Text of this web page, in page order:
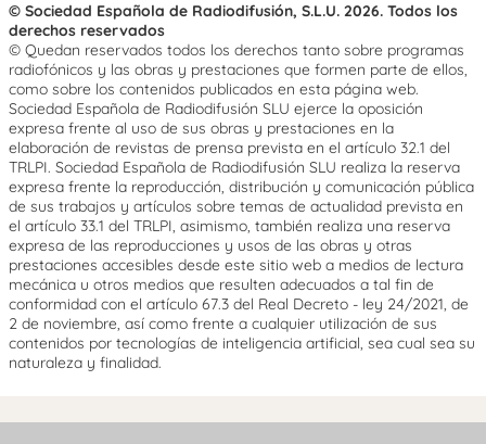
© Sociedad Española de Radiodifusión, S.L.U. 2026. Todos los
derechos reservados
© Quedan reservados todos los derechos tanto sobre programas
radiofónicos y las obras y prestaciones que formen parte de ellos,
como sobre los contenidos publicados en esta página web.
Sociedad Española de Radiodifusión SLU ejerce la oposición
expresa frente al uso de sus obras y prestaciones en la
elaboración de revistas de prensa prevista en el artículo 32.1 del
TRLPI. Sociedad Española de Radiodifusión SLU realiza la reserva
expresa frente la reproducción, distribución y comunicación pública
de sus trabajos y artículos sobre temas de actualidad prevista en
el artículo 33.1 del TRLPI, asimismo, también realiza una reserva
expresa de las reproducciones y usos de las obras y otras
prestaciones accesibles desde este sitio web a medios de lectura
mecánica u otros medios que resulten adecuados a tal fin de
conformidad con el artículo 67.3 del Real Decreto - ley 24/2021, de
2 de noviembre, así como frente a cualquier utilización de sus
contenidos por tecnologías de inteligencia artificial, sea cual sea su
naturaleza y finalidad.